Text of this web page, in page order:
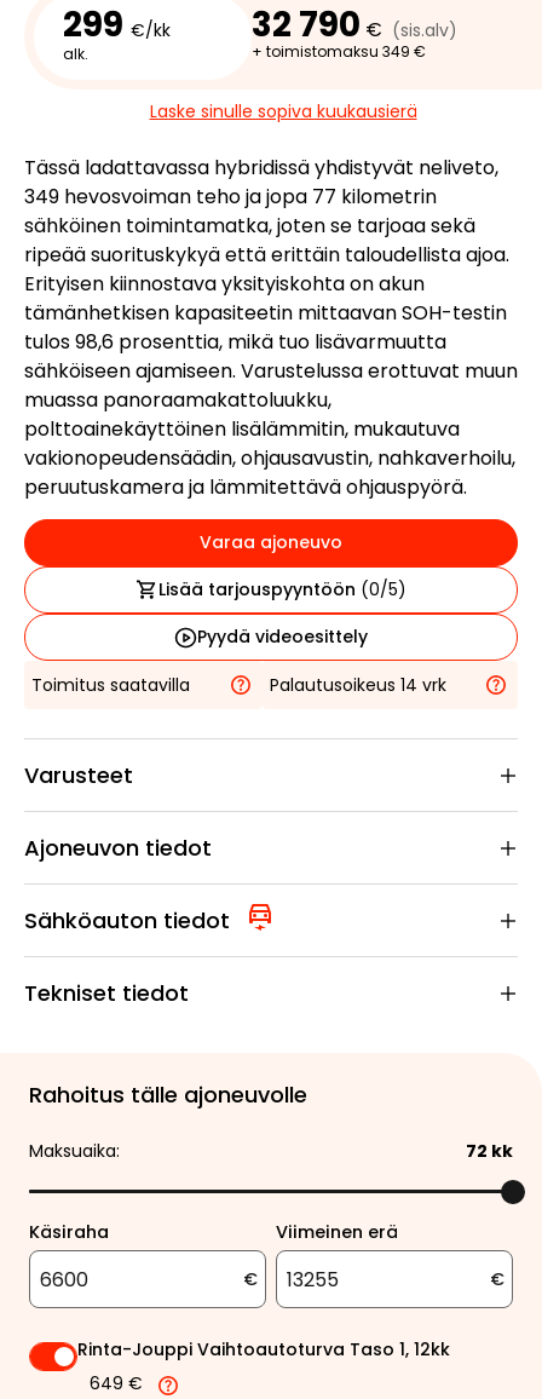
299 €/kk
alk.
32 790 € (sis.alv)
+ toimistomaksu 349 €
Laske sinulle sopiva kuukausierä
Tässä ladattavassa hybridissä yhdistyvät neliveto,
349 hevosvoiman teho ja jopa 77 kilometrin
sähköinen toimintamatka, joten se tarjoaa sekä
ripeää suorituskykyä että erittäin taloudellista ajoa.
Erityisen kiinnostava yksityiskohta on akun
tämänhetkisen kapasiteetin mittaavan SOH-testin
tulos 98,6 prosenttia, mikä tuo lisävarmuutta
sähköiseen ajamiseen. Varustelussa erottuvat muun
muassa panoraamakattoluukku,
polttoainekäyttöinen lisälämmitin, mukautuva
vakionopeudensäädin, ohjausavustin, nahkaverhoilu,
peruutuskamera ja lämmitettävä ohjauspyörä.
Varaa ajoneuvo
Lisää tarjouspyyntöön (0/5)
Pyydä videoesittely
Toimitus saatavilla
Palautusoikeus 14 vrk
Varusteet
Ajoneuvon tiedot
Sähköauton tiedot
Tekniset tiedot
Rahoitus tälle ajoneuvolle
Maksuaika: 72 kk
Käsiraha
€
Viimeinen erä
€
Rinta-Jouppi Vaihtoautoturva Taso 1, 12kk
649 €